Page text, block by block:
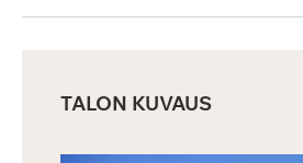
TALON KUVAUS